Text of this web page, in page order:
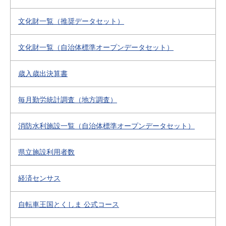
文化財一覧（推奨データセット）
文化財一覧（自治体標準オープンデータセット）
歳入歳出決算書
毎月勤労統計調査（地方調査）
消防水利施設一覧（自治体標準オープンデータセット）
県立施設利用者数
経済センサス
自転車王国とくしま 公式コース